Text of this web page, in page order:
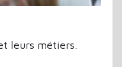
leurs métiers.